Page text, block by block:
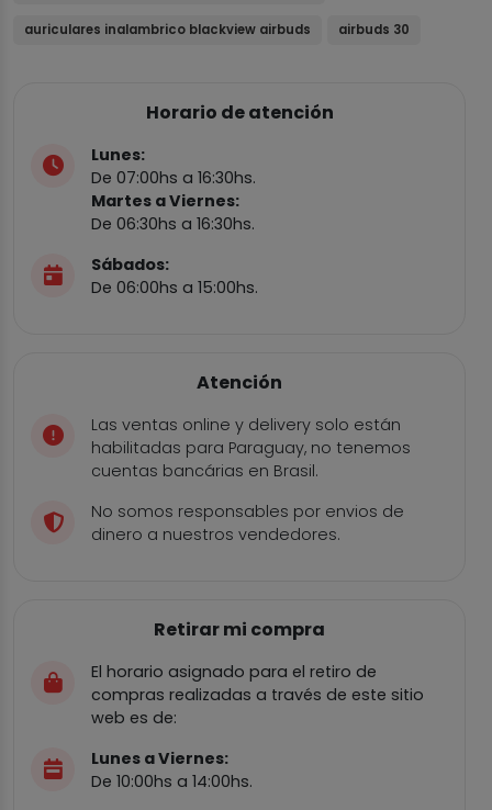
auriculares inalambrico blackview airbuds airbuds 30
Horario de atención
Lunes:
De 07:00hs a 16:30hs.
Martes a Viernes:
De 06:30hs a 16:30hs.
Sábados:
De 06:00hs a 15:00hs.
Atención
Las ventas online y delivery solo están
habilitadas para Paraguay, no tenemos
cuentas bancárias en Brasil.
No somos responsables por envios de
dinero a nuestros vendedores.
Retirar mi compra
El horario asignado para el retiro de
compras realizadas a través de este sitio
web es de:
Lunes a Viernes:
De 10:00hs a 14:00hs.